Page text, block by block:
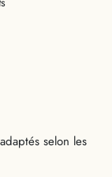
selon les